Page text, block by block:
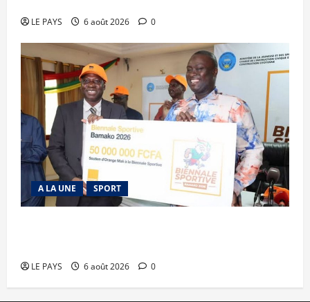
LE PAYS 6 août 2026 0
A LA UNE SPORT
LE PAYS 6 août 2026 0